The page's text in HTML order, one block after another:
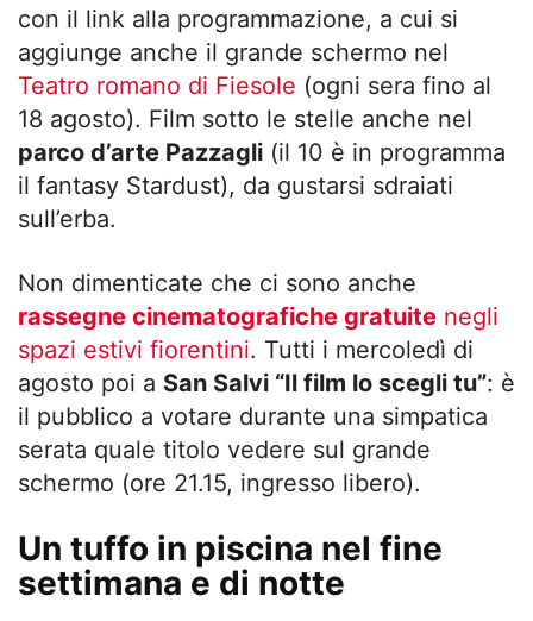
con il link alla programmazione, a cui si
aggiunge anche il grande schermo nel
Teatro romano di Fiesole (ogni sera fino al
18 agosto). Film sotto le stelle anche nel
parco d’arte Pazzagli (il 10 è in programma
il fantasy Stardust), da gustarsi sdraiati
sull’erba.
Non dimenticate che ci sono anche
rassegne cinematografiche gratuite negli
spazi estivi fiorentini. Tutti i mercoledì di
agosto poi a San Salvi “Il film lo scegli tu”: è
il pubblico a votare durante una simpatica
serata quale titolo vedere sul grande
schermo (ore 21.15, ingresso libero).
Un tuffo in piscina nel fine
settimana e di notte